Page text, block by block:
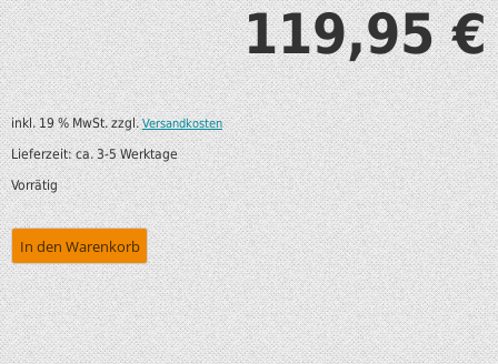
119,95€
inkl. 19 % MwSt. zzgl.Versandkosten
Lieferzeit:ca. 3-5 Werktage
Vorrätig
In den Warenkorb